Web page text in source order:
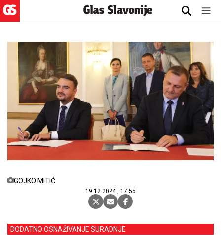
GOJKO MITIĆ
19.12.2024., 17:55
DODATNO OSNAŽIVANJE SURADNJE